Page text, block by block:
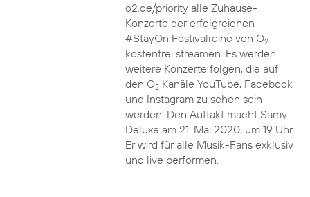
o2.de/priority alle Zuhause-
Konzerte der erfolgreichen
#StayOn Festivalreihe von O2
kostenfrei streamen. Es werden
weitere Konzerte folgen, die auf
den O2Kanäle YouTube, Facebook
und Instagram zu sehen sein
werden. Den Auftakt macht Samy
Deluxe am 21. Mai 2020, um 19 Uhr.
Er wird für alle Musik-Fans exklusiv
und live performen.